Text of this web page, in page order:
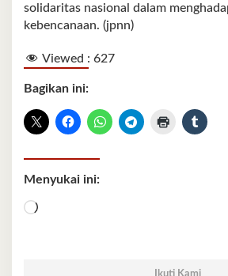
solidaritas nasional dalam
kebencanaan. (jpnn)
Viewed : 627
Bagikan ini:
Menyukai ini:
Memuat...
Ikuti Kami